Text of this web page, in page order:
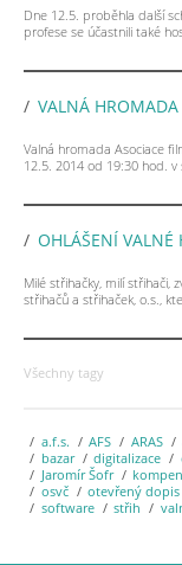
Dne 12.5. proběhla další
profese se účastnili také
VALNÁ
Valná hromada Asociace
12.5. 2014 od 19:30 hod.
OHLÁŠENÍ
Milé střihačky, milí střihači,
střihačů a střihaček, o.s.,
Všechny tagy
a.f.s. AFS ARAS
bazar
digitalizace
Jaromír Šofr
osvč
otevřený dopis
software
střih